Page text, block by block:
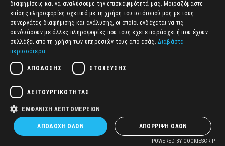
1
ΕΛΛΗΝΙΚΆ
διαφημίσεις και να αναλύσουμε την επισκεψιμότητά μας. Μοιραζόμαστε
επίσης πληροφορίες σχετικά με τη χρήση του ιστότοπού μας με τους
συνεργάτες διαφήμισης και ανάλυσης, οι οποίοι ενδέχεται να τις
συνδυάσουν με άλλες πληροφορίες που τους έχετε παράσχει ή που έχουν
συλλέξει από τη χρήση των υπηρεσιών τους από εσάς. Διαβάστε
περισσότερα
ΑΠΌΔΟΣΗΣ ΣΤΌΧΕΥΣΗΣ
ΛΕΙΤΟΥΡΓΙΚΌΤΗΤΑΣ
ΕΜΦΆΝΙΣΗ ΛΕΠΤΟΜΕΡΕΙΏΝ
ΑΠΟΔΟΧΉ ΌΛΩΝ ΑΠΌΡΡΙΨΗ ΌΛΩΝ
POWERED BY COOKIESCRIPT